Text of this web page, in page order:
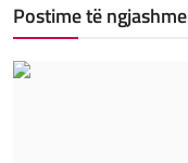
Postime të ngjashme